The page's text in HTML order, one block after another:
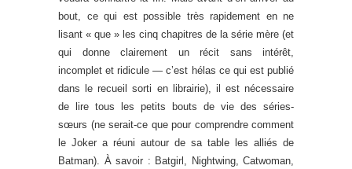
bout, ce qui est possible très rapidement en ne
lisant « que » les cinq chapitres de la série mère (et
qui donne clairement un récit sans intérêt,
incomplet et ridicule — c’est hélas ce qui est publié
dans le recueil sorti en librairie), il est nécessaire
de lire tous les petits bouts de vie des séries-
sœurs (ne serait-ce que pour comprendre comment
le Joker a réuni autour de sa table les alliés de
Batman). À savoir : Batgirl, Nightwing, Catwoman,